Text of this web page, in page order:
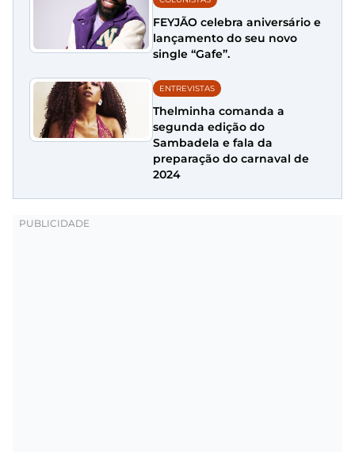
FEYJÃO celebra aniversário e
lançamento do seu novo
single “Gafe”.
ENTREVISTAS
Thelminha comanda a
segunda edição do
Sambadela e fala da
preparação do carnaval de
2024